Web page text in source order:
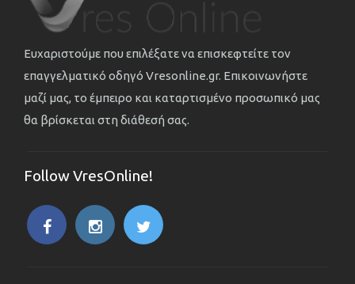
Ευχαριστούμε που επιλέξατε να επισκεφτείτε τον
επαγγελματικό οδηγό Vresonline.gr. Επικοινωνήστε
μαζί μας, το έμπειρο και καταρτισμένο προσωπικό μας
θα βρίσκεται στη διάθεσή σας.
Follow VresOnline!